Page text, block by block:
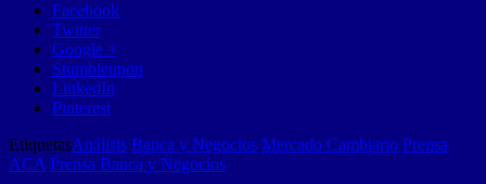
Facebook
Twitter
Google +
Stumbleupon
LinkedIn
Pinterest
EtiquetasAnálisis Banca y Negocios Mercado Cambiario Prensa
ACA Prensa Banca y Negocios